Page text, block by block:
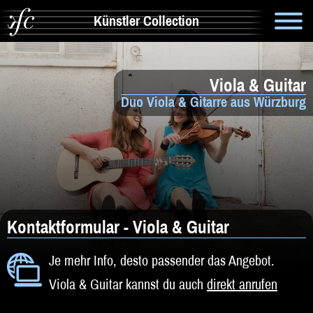
Künstler Collection
Suche
Info
Artistik & Tanz
Bands
Solomusiker
Zauberer & Co
Alleinunterhalter
Comedy
Viola & Guitar
Duo Viola & Gitarre aus Würzburg
Kontaktformular - Viola & Guitar
Je mehr Info, desto passender das Angebot.
Viola & Guitar kannst du auch direkt anrufen